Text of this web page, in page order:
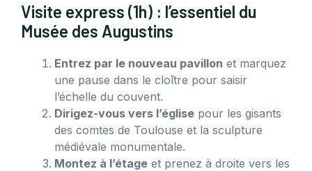
Visite express (1h) : l’essentiel du
Musée des Augustins
Entrez par le nouveau pavillon et marquez
une pause dans le cloître pour saisir
l’échelle du couvent.
Dirigez-vous vers l’église pour les gisants
des comtes de Toulouse et la sculpture
médiévale monumentale.
Montez à l’étage et prenez à droite vers les